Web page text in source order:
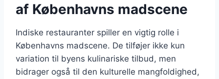
af Københavns madscene
Indiske restauranter spiller en vigtig rolle i
Københavns madscene. De tilføjer ikke kun
variation til byens kulinariske tilbud, men
bidrager også til den kulturelle mangfoldighed,